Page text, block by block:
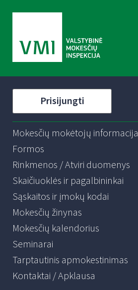
Prisijungti
Mokesčių mokėtojų informacija
Formos
Rinkmenos / Atviri duomenys
Skaičiuoklės ir pagalbininkai
Sąskaitos ir įmokų kodai
Mokesčių žinynas
Mokesčių kalendorius
Seminarai
Tarptautinis apmokestinimas
Kontaktai / Apklausa